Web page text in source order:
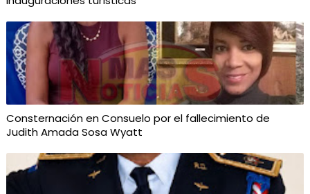
Consternación en Consuelo por el fallecimiento de
Judith Amada Sosa Wyatt